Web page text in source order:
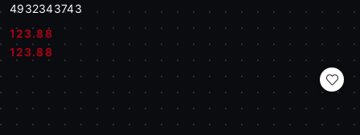
4932343743
Cena:
123.88
Cena:
123.88